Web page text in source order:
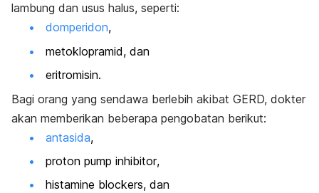
lambung dan usus halus, seperti:
domperidon,
metoklopramid, dan
eritromisin.
Bagi orang yang sendawa berlebih akibat GERD, dokter
akan memberikan beberapa pengobatan berikut:
antasida,
proton pump inhibitor,
histamine blockers, dan